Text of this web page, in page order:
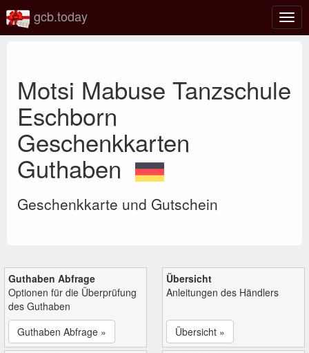
gcb.today
Motsi Mabuse Tanzschule
Eschborn
Geschenkkarten
Guthaben
Geschenkkarte und Gutschein
Guthaben Abfrage
Optionen für die Überprüfung
des Guthaben
Guthaben Abfrage »
Übersicht
Anleitungen des Händlers
Übersicht »